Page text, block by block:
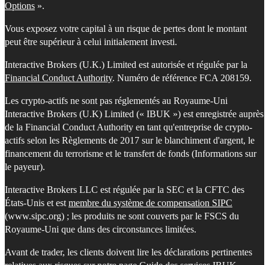
Options ».
Vous exposez votre capital à un risque de pertes dont le montant
peut être supérieur à celui initialement investi.
Interactive Brokers (U.K.) Limited est autorisée et régulée par la
Financial Conduct Authority. Numéro de référence FCA 208159.
Les crypto-actifs ne sont pas réglementés au Royaume-Uni
Interactive Brokers (U.K) Limited (« IBUK ») est enregistrée auprès
de la Financial Conduct Authority en tant qu'entreprise de crypto-
actifs selon les Règlements de 2017 sur le blanchiment d'argent, le
financement du terrorisme et le transfert de fonds (Informations sur
le payeur).
Interactive Brokers LLC est régulée par la SEC et la CFTC des
États-Unis et est membre du système de compensation SIPC
(www.sipc.org) ; les produits ne sont couverts par le FSCS du
Royaume-Uni que dans des circonstances limitées.
Avant de trader, les clients doivent lire les déclarations pertinentes